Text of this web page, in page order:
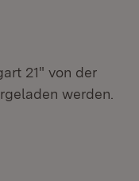
21" von der
werden.